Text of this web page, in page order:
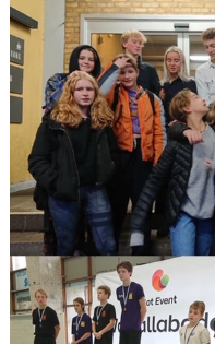
PRIVATLEKTION
SKOLOR/FÖRENINGAR
PRESENTKORT